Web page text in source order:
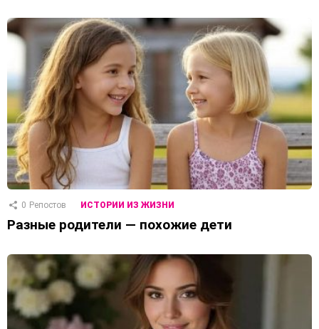
0 Репостов ИСТОРИИ ИЗ ЖИЗНИ
Разные родители — похожие дети